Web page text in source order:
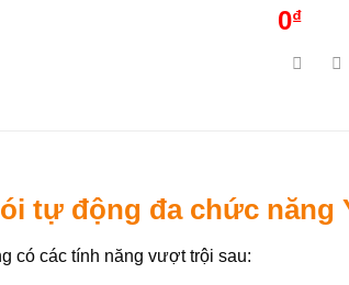
0₫
tự động đa chức năng
có các tính năng vượt trội sau: